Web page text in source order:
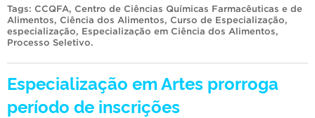
Tags: CCQFA, Centro de Ciências Químicas Farmacêuticas e de
Alimentos, Ciência dos Alimentos, Curso de Especialização,
especialização, Especialização em Ciência dos Alimentos,
Processo Seletivo.
Especialização em Artes prorroga
período de inscrições